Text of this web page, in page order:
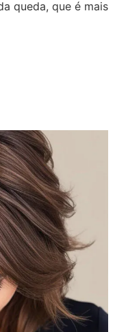
queda, que é mais